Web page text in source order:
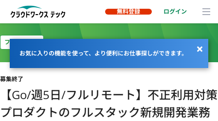
無料登録 ログイン
お気に入りの機能を使って、より便利にお仕事探しができます。
フルリモート
募集終了
【Go/週5日/フルリモート】不正利用対策
プロダクトのフルスタック新規開発業務